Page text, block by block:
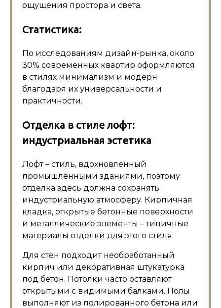
ощущения простора и света.
Статистика:
По исследованиям дизайн-рынка, около
30% современных квартир оформляются
в стилях минимализм и модерн
благодаря их универсальности и
практичности.
Отделка в стиле лофт:
индустриальная эстетика
Лофт – стиль, вдохновленный
промышленными зданиями, поэтому
отделка здесь должна сохранять
индустриальную атмосферу. Кирпичная
кладка, открытые бетонные поверхности
и металлические элементы – типичные
материалы отделки для этого стиля.
Для стен подходит необработанный
кирпич или декоративная штукатурка
под бетон. Потолки часто оставляют
открытыми с видимыми балками. Полы
выполняют из полированного бетона или